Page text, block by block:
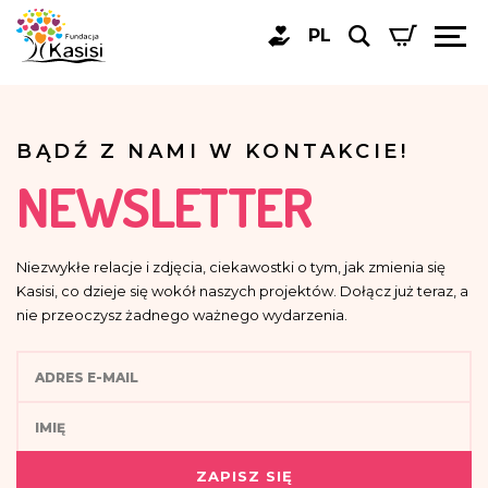
PL
BĄDŹ Z NAMI W KONTAKCIE!
NEWSLETTER
Niezwykłe relacje i zdjęcia, ciekawostki o tym, jak zmienia się
Kasisi, co dzieje się wokół naszych projektów. Dołącz już teraz, a
nie przeoczysz żadnego ważnego wydarzenia.
ZAPISZ SIĘ